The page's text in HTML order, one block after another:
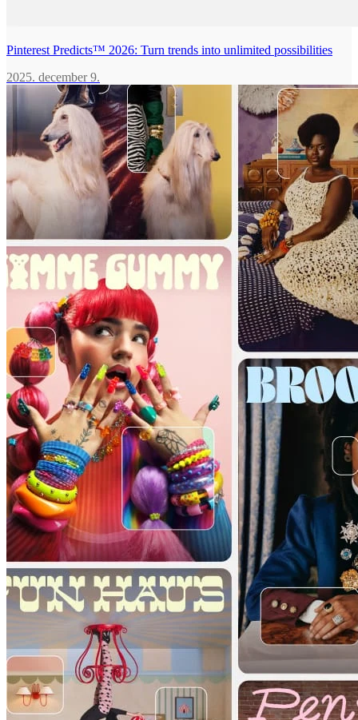
Pinterest Predicts™ 2026: Turn trends into unlimited possibilities
2025. december 9.